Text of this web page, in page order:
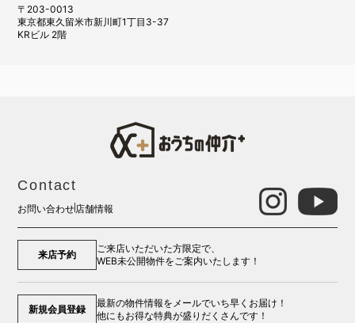
〒203-0013
東京都東久留米市新川町1丁目3-37
KRビル 2階
Contact
お問い合わせ 店舗情報
来店予約
ご来店いただいた方限定で、
WEB未公開物件をご案内いたします！
新規会員登録
最新の物件情報をメールでいち早くお届け！
他にもお得な特典が盛りだくさんです！